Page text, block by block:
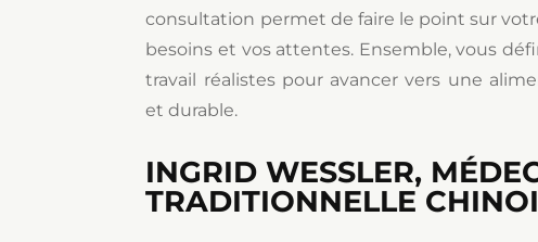
consultation permet de faire le point sur
besoins et vos attentes. Ensemble, vous
travail réalistes pour avancer vers une
et durable.
INGRID WESSLER,
TRADITIONNELLE